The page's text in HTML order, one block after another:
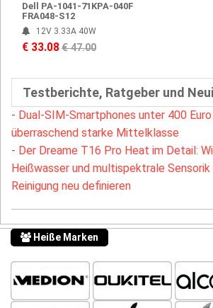
Dell PA-1041-71KPA-040F
FRA048-S12
12V 3.33A 40W
€ 33.08€ 47.00
Testberichte, Ratgeber und
- Dual-SIM-Smartphones unter 400
überraschend starke Mittelklasse
- Der Dreame T16 Pro Heat im Detail:
Heißwasser und multispektrale
Reinigung neu definieren
Heiße Marken